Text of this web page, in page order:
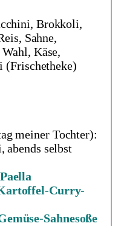
Brokkoli,
Sahne,
Käse,
meiner Tochter):
abends selbst
Curry-
Sahnesoße